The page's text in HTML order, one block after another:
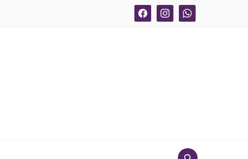
facebook instagram whatsapp